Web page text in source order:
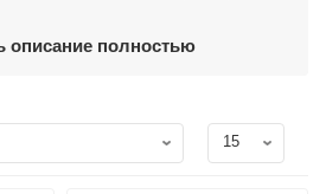
описание полностью